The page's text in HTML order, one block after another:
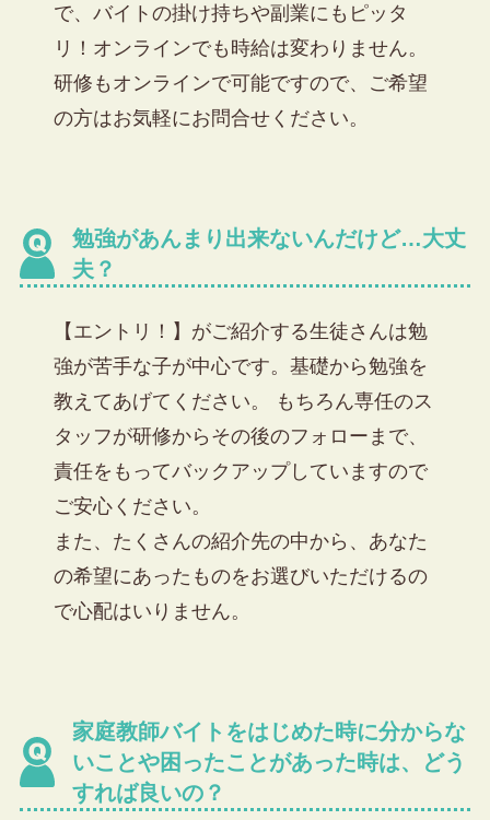
で、バイトの掛け持ちや副業にもピッタ
リ！ オンラインでも時給は変わりません。
研修もオンラインで可能ですので、ご希望
の方はお気軽にお問合せください。
勉強があんまり出来ないんだけど…大丈
夫？
【エントリ！】がご紹介する生徒さんは勉
強が苦手な子が中心です。基礎から勉強を
教えてあげてください。 もちろん専任のス
タッフが研修からその後のフォローまで、
責任をもってバックアップしていますので
ご安心ください。
また、たくさんの紹介先の中から、あなた
の希望にあったものをお選びいただけるの
で心配はいりません。
家庭教師バイトをはじめた時に分からな
いことや困ったことがあった時は、どう
すれば良いの？